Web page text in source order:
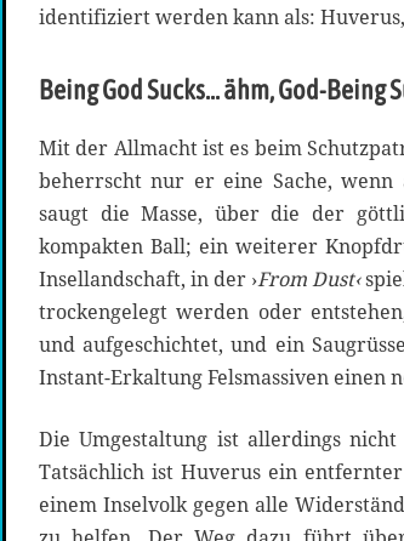
identifiziert werden kann als:
Being God Sucks… ähm, God-Being
Mit der Allmacht ist es beim
beherrscht nur er eine Sache,
saugt die Masse, über die der
kompakten Ball; ein weiterer
Insellandschaft, in der ›From Dust‹
trockengelegt werden oder
und aufgeschichtet, und ein
Instant-Erkaltung Felsmassiven einen
Die Umgestaltung ist allerdings
Tatsächlich ist Huverus ein
einem Inselvolk gegen alle